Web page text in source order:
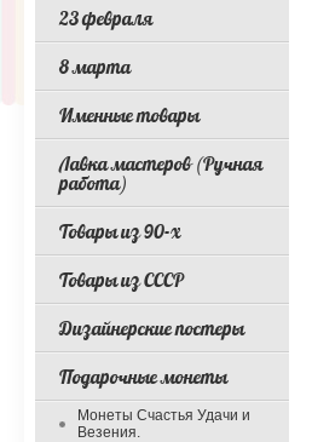
23 февраля
8 марта
Именные товары
Лавка мастеров (Ручная
работа)
Товары из 90-х
Товары из СССР
Дизайнерские постеры
Подарочные монеты
Монеты Счастья Удачи и
Везения.